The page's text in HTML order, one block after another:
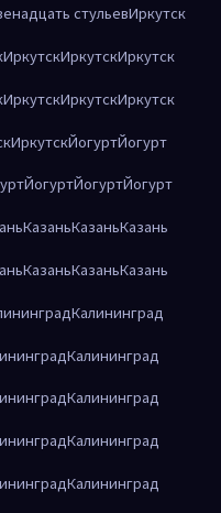
стульевИркутск
ИркутскИркутскИркутск
ИркутскИркутскИркутск
ИркутскЙогуртЙогурт
ЙогуртЙогуртЙогурт
КазаньКазаньКазань
КазаньКазаньКазань
Калининград
Калининград
Калининград
Калининград
Калининград